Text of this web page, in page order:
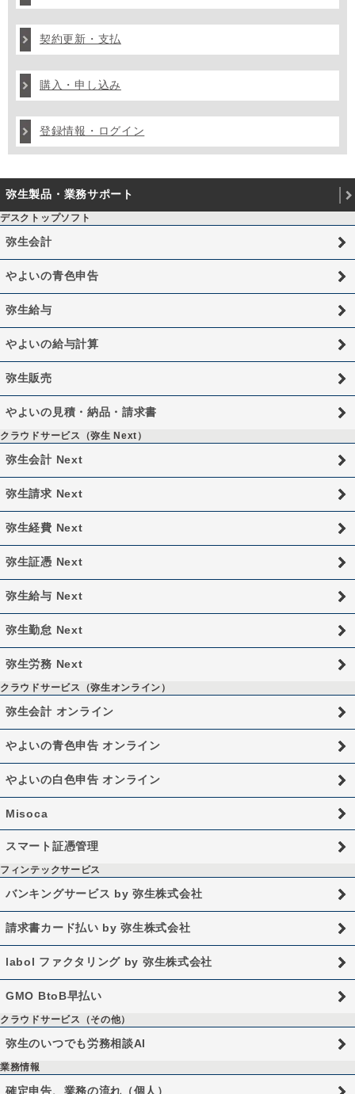
契約更新・支払
購入・申し込み
登録情報・ログイン
弥生製品・業務サポート
デスクトップソフト
弥生会計
やよいの青色申告
弥生給与
やよいの給与計算
弥生販売
やよいの見積・納品・請求書
クラウドサービス（弥生 Next）
弥生会計 Next
弥生請求 Next
弥生経費 Next
弥生証憑 Next
弥生給与 Next
弥生勤怠 Next
弥生労務 Next
クラウドサービス（弥生オンライン）
弥生会計 オンライン
やよいの青色申告 オンライン
やよいの白色申告 オンライン
Misoca
スマート証憑管理
フィンテックサービス
バンキングサービス by 弥生株式会社
請求書カード払い by 弥生株式会社
labol ファクタリング by 弥生株式会社
GMO BtoB早払い
クラウドサービス（その他）
弥生のいつでも労務相談AI
業務情報
確定申告、業務の流れ（個人）